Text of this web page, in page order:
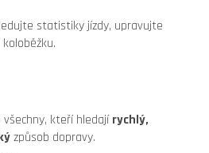
statistiky jízdy, upravujte
kteří hledajírychlý,
způsob dopravy.